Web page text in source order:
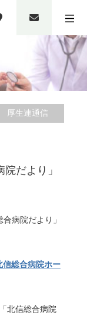
厚生連通信
だより」
病院だより」
信総合病院ホー
北信総合病院